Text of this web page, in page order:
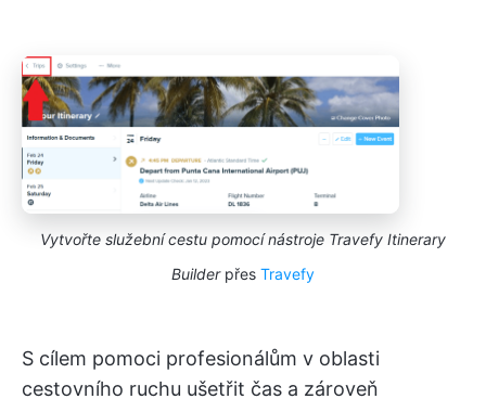
Vytvořte služební cestu pomocí nástroje Travefy Itinerary
Builderpřes Travefy
S cílem pomoci profesionálům v oblasti
cestovního ruchu ušetřit čas a zároveň